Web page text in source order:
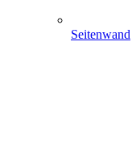
Seitenwand